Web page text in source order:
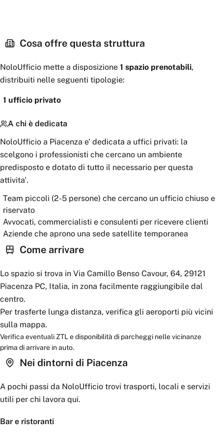
Cosa offre questa struttura
NoloUfficio mette a disposizione 1 spazio prenotabili,
distribuiti nelle seguenti tipologie:
1 ufficio privato
A chi è dedicata
NoloUfficio a Piacenza e' dedicata a uffici privati: la
scelgono i professionisti che cercano un ambiente
predisposto e dotato di tutto il necessario per questa
attivita'.
Team piccoli (2-5 persone) che cercano un ufficio chiuso e
riservato
Avvocati, commercialisti e consulenti per ricevere clienti
Aziende che aprono una sede satellite temporanea
Come arrivare
Lo spazio si trova in Via Camillo Benso Cavour, 64, 29121
Piacenza PC, Italia, in zona facilmente raggiungibile dal
centro.
Per trasferte lunga distanza, verifica gli aeroporti più vicini
sulla mappa.
Verifica eventuali ZTL e disponibilità di parcheggi nelle vicinanze
prima di arrivare in auto.
Nei dintorni di Piacenza
A pochi passi da NoloUfficio trovi trasporti, locali e servizi
utili per chi lavora qui.
Bar e ristoranti